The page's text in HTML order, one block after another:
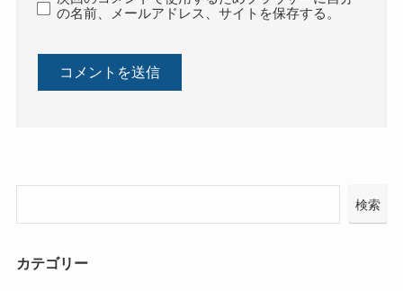
の名前、メールアドレス、サイトを保存する。
検索
カテゴリー